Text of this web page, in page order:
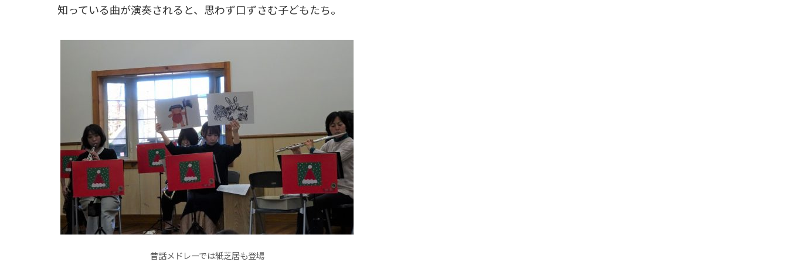
知っている曲が演奏されると、思わず口ずさむ子どもたち。
昔話メドレーでは紙芝居も登場